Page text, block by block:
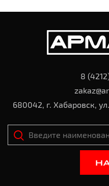
8
680042, г. Хабаровск,